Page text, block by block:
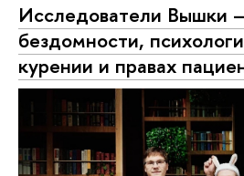
Исследователи Вышки
бездомности,
курении и правах